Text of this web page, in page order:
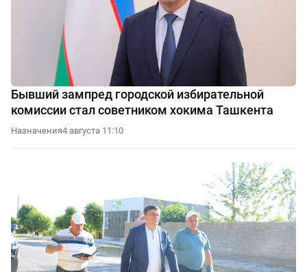
Бывший зампред городской избирательной
комиссии стал советником хокима Ташкента
Назначения4 августа 11:10